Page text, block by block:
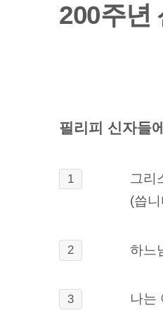
200주년
필리피 신자들
1
그리
(씁
2 하느
3 나는